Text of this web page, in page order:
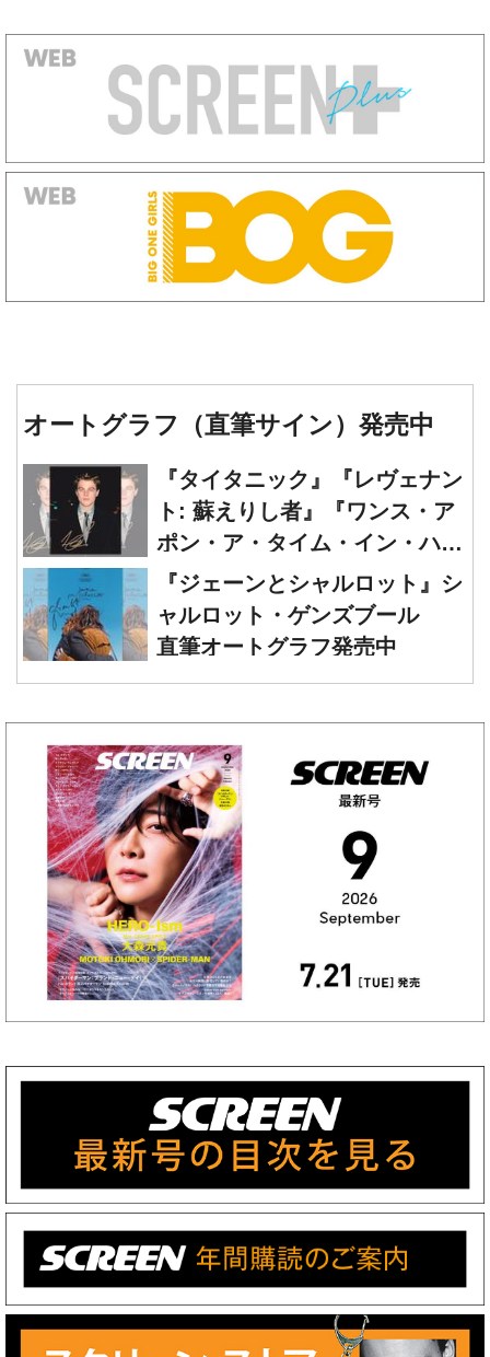
オートグラフ（直筆サイン）発売中
『タイタニック』『レヴェナン
ト: 蘇えりし者』『ワンス・ア
ポン・ア・タイム・イン・ハリ
ウッド』レオナルド・ディカプ
リオ 直筆オートグラフ発売中
『ジェーンとシャルロット』シ
ャルロット・ゲンズブール
直筆オートグラフ発売中